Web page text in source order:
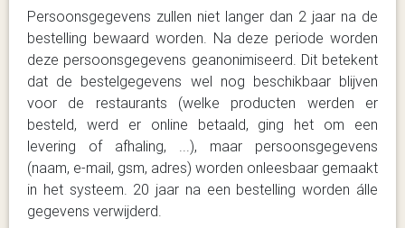
Persoonsgegevens zullen niet langer dan 2 jaar na de
bestelling bewaard worden. Na deze periode worden
deze persoonsgegevens geanonimiseerd. Dit betekent
dat de bestelgegevens wel nog beschikbaar blijven
voor de restaurants (welke producten werden er
besteld, werd er online betaald, ging het om een
levering of afhaling, ...), maar persoonsgegevens
(naam, e-mail, gsm, adres) worden onleesbaar gemaakt
in het systeem. 20 jaar na een bestelling worden álle
gegevens verwijderd.